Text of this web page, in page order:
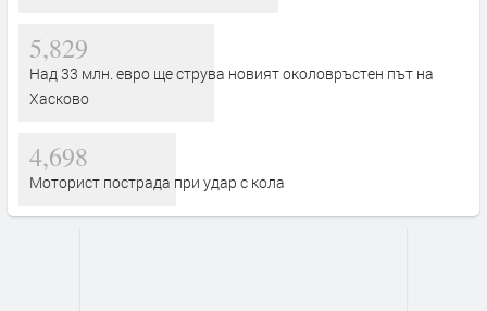
5,829
Над 33 млн. евро ще струва новият околовръстен път на
Хасково
4,698
Моторист пострада при удар с кола